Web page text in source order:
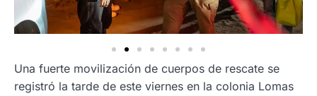
Una fuerte movilización de cuerpos de rescate se
registró la tarde de este viernes en la colonia Lomas